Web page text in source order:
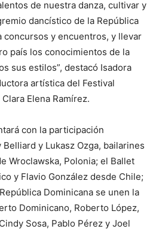
de nuestra danza, cultivar y
dancístico de la República
concursos y encuentros, y llevar
país los conocimientos de la
sus estilos”, destacó Isadora
artística del Festival
Elena Ramírez.
con la participación
y Lukasz Ozga, bailarines
Wroclawska, Polonia; el Ballet
y Flavio González desde Chile;
Dominicana se unen la
Dominicano, Roberto López,
Sosa, Pablo Pérez y Joel